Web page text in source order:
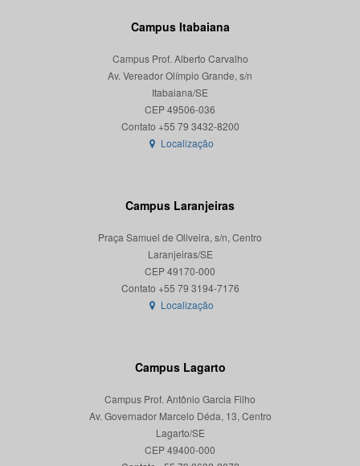
Campus Itabaiana
Campus Prof. Alberto Carvalho
Av. Vereador Olímpio Grande, s/n
Itabaiana/SE
CEP 49506-036
Localização
Campus Laranjeiras
Praça Samuel de Oliveira, s/n, Centro
Laranjeiras/SE
CEP 49170-000
Localização
Campus Lagarto
Campus Prof. Antônio Garcia Filho
Av. Governador Marcelo Déda, 13, Centro
Lagarto/SE
CEP 49400-000